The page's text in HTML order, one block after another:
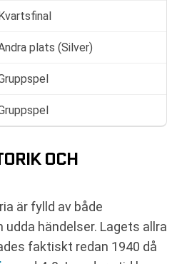
plats (Silver)
OCH
är fylld av både
händelser. Lagets allra
faktiskt redan 1940 då